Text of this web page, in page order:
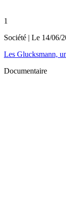
1
Société | Le 14/06/
Les Glucksmann,
Documentaire